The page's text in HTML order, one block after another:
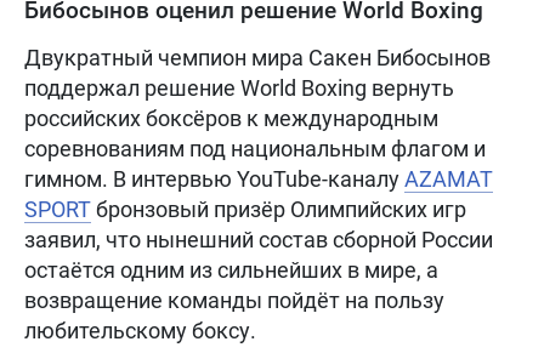
Бибосынов оценил решение World Boxing
Двукратный чемпион мира Сакен Бибосынов
поддержал решение World Boxing вернуть
российских боксёров к международным
соревнованиям под национальным флагом и
гимном. В интервью YouTube-каналуAZAMAT
SPORTбронзовый призёр Олимпийских игр
заявил, что нынешний состав сборной России
остаётся одним из сильнейших в мире, а
возвращение команды пойдёт на пользу
любительскому боксу.